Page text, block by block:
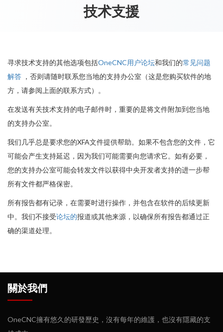
技术支援
寻求技术支持的其他选项包括OneCNC用户论坛和我们的常见问题
解答 ，否则请随时联系您当地的支持办公室（这是您购买软件的地
方，请参阅上面的联系方式）。
在发送有关技术支持的电子邮件时，重要的是将文件附加到您当地
的支持办公室。
我们几乎总是要求您的XFA文件提供帮助。如果不包含您的文件，它
可能会产生支持延迟，因为我们可能需要向您请求它。如有必要，
您的支持办公室可能会转发文件以获得中央开发者支持的进一步帮
所有文件都严格保密。
所有报告都有记录，在需要时进行操作，并包含在软件的后续更新
中。我们不接受论坛的报道或其他来源，以确保所有报告都通过正
确的渠道处理。
關於我們
OneCNC擁有悠久的研發歷史，沒有每年的維護，也沒有隱藏的支